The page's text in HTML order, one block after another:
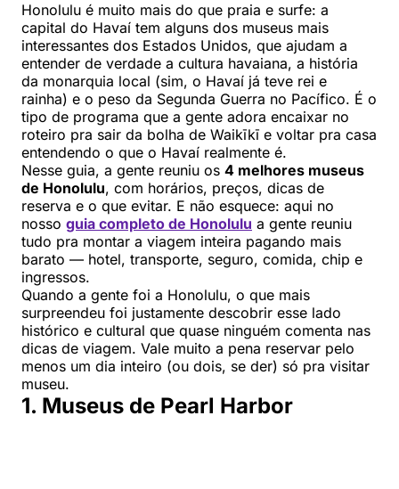
Honolulu é muito mais do que praia e surfe: a
capital do Havaí tem alguns dos museus mais
interessantes dos Estados Unidos, que ajudam a
entender de verdade a cultura havaiana, a história
da monarquia local (sim, o Havaí já teve rei e
rainha) e o peso da Segunda Guerra no Pacífico. É o
tipo de programa que a gente adora encaixar no
roteiro pra sair da bolha de Waikīkī e voltar pra casa
entendendo o que o Havaí realmente é.
Nesse guia, a gente reuniu os 4 melhores museus
de Honolulu, com horários, preços, dicas de
reserva e o que evitar. E não esquece: aqui no
nosso guia completo de Honolulu a gente reuniu
tudo pra montar a viagem inteira pagando mais
barato — hotel, transporte, seguro, comida, chip e
ingressos.
Quando a gente foi a Honolulu, o que mais
surpreendeu foi justamente descobrir esse lado
histórico e cultural que quase ninguém comenta nas
dicas de viagem. Vale muito a pena reservar pelo
menos um dia inteiro (ou dois, se der) só pra visitar
museu.
1. Museus de Pearl Harbor